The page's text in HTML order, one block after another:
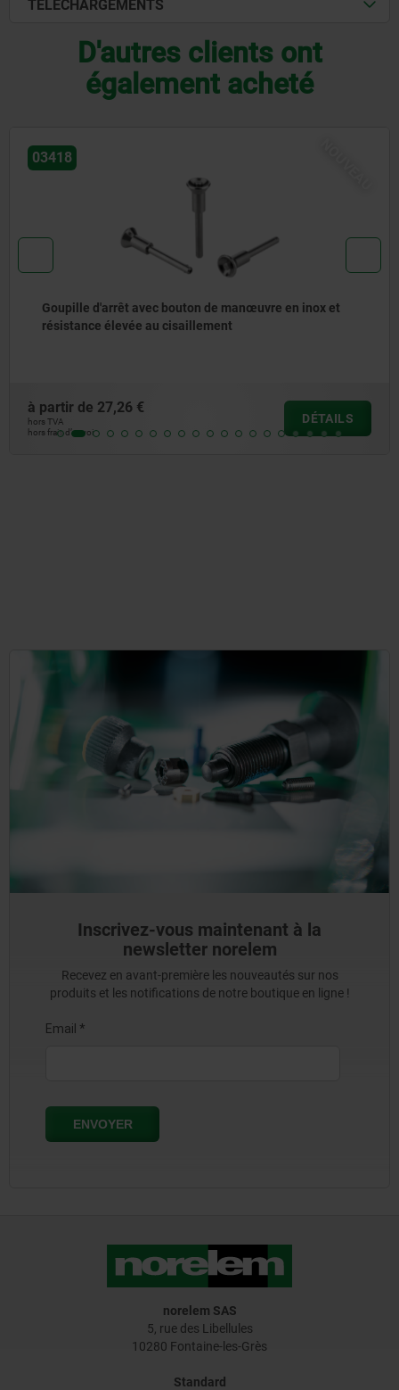
TÉLÉCHARGEMENTS
D'autres clients ont
également acheté
03418
Goupille d'arrêt avec bouton de manœuvre en inox et
résistance élevée au cisaillement
à partir de 27,26 €
hors TVA
hors frais d’envoi
DÉTAILS
Inscrivez-vous maintenant à la
newsletter norelem
Recevez en avant-première les nouveautés sur nos
produits et les notifications de notre boutique en ligne !
norelem SAS
5, rue des Libellules
10280 Fontaine-les-Grès
Standard